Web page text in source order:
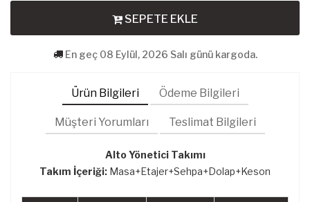
SEPETE EKLE
En geç 08 Eylül, 2026 Salı günü kargoda.
Ürün Bilgileri Ödeme Bilgileri
Müşteri Yorumları Teslimat Bilgileri
Alto Yönetici Takımı
Takım İçeriği: Masa+Etajer+Sehpa+Dolap+Keson